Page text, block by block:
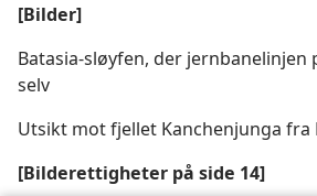
[Bilder]
Batasia-sløyfen, der jernbanelinjen
selv
Utsikt mot fjellet Kanchenjunga fra
[Bilderettigheter på side 14]